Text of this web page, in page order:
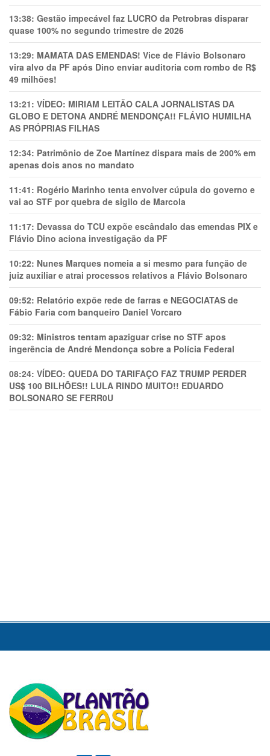
13:38: Gestão impecável faz LUCRO da Petrobras disparar
quase 100% no segundo trimestre de 2026
13:29: MAMATA DAS EMENDAS! Vice de Flávio Bolsonaro
vira alvo da PF após Dino enviar auditoria com rombo de R$
49 milhões!
13:21: VÍDEO: MIRIAM LEITÃO CALA JORNALISTAS DA
GLOBO E DETONA ANDRÉ MENDONÇA!! FLÁVIO HUMILHA
AS PRÓPRIAS FILHAS
12:34: Patrimônio de Zoe Martínez dispara mais de 200% em
apenas dois anos no mandato
11:41: Rogério Marinho tenta envolver cúpula do governo e
vai ao STF por quebra de sigilo de Marcola
11:17: Devassa do TCU expõe escândalo das emendas PIX e
Flávio Dino aciona investigação da PF
10:22: Nunes Marques nomeia a si mesmo para função de
juiz auxiliar e atrai processos relativos a Flávio Bolsonaro
09:52: Relatório expõe rede de farras e NEGOCIATAS de
Fábio Faria com banqueiro Daniel Vorcaro
09:32: Ministros tentam apaziguar crise no STF apos
ingerência de André Mendonça sobre a Polícia Federal
08:24: VÍDEO: QUEDA DO TARIFAÇO FAZ TRUMP PERDER
US$ 100 BILHÕES!! LULA RINDO MUITO!! EDUARDO
BOLSONARO SE FERR0U